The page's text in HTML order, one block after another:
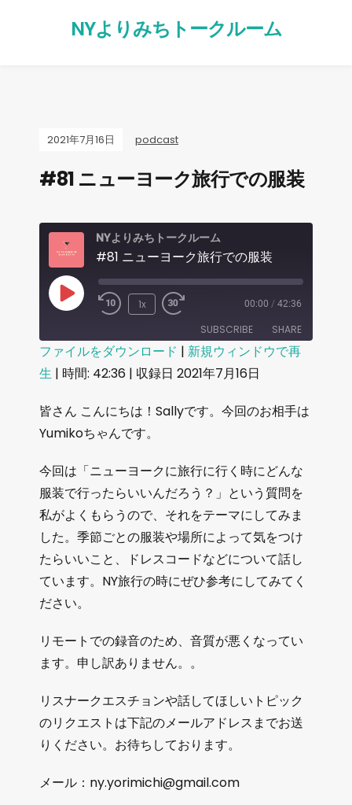
NYよりみちトークルーム
2021年7月16日 podcast
#81 ニューヨーク旅行での服装
NYよりみちトークルーム
#81 ニューヨーク旅行での服装
1x 00:00 / 42:36
SUBSCRIBE SHARE
SHARE
LINK
EMBED
ファイルをダウンロード | 新規ウィンドウで再
生 | 時間: 42:36 | 収録日 2021年7月16日
皆さん こんにちは！Sallyです。今回のお相手は
Yumikoちゃんです。
今回は「ニューヨークに旅行に行く時にどんな
服装で行ったらいいんだろう？」という質問を
私がよくもらうので、それをテーマにしてみま
した。季節ごとの服装や場所によって気をつけ
たらいいこと、ドレスコードなどについて話し
ています。NY旅行の時にぜひ参考にしてみてく
ださい。
リモートでの録音のため、音質が悪くなってい
ます。申し訳ありません。。
リスナークエスチョンや話してほしいトピック
のリクエストは下記のメールアドレスまでお送
りください。お待ちしております。
メール：ny.yorimichi@gmail.com